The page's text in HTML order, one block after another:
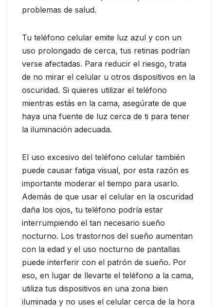
problemas de salud.
Tu teléfono celular emite luz azul y con un
uso prolongado de cerca, tus retinas podrían
verse afectadas. Para reducir el riesgo, trata
de no mirar el celular u otros dispositivos en la
oscuridad. Si quieres utilizar el teléfono
mientras estás en la cama, asegúrate de que
haya una fuente de luz cerca de ti para tener
la iluminación adecuada.
El uso excesivo del teléfono celular también
puede causar fatiga visual, por esta razón es
importante moderar el tiempo para usarlo.
Además de que usar el celular en la oscuridad
daña los ojos, tu teléfono podría estar
interrumpiendo el tan necesario sueño
nocturno. Los trastornos del sueño aumentan
con la edad y el uso nocturno de pantallas
puede interferir con el patrón de sueño. Por
eso, en lugar de llevarte el teléfono a la cama,
utiliza tus dispositivos en una zona bien
iluminada y no uses el celular cerca de la hora